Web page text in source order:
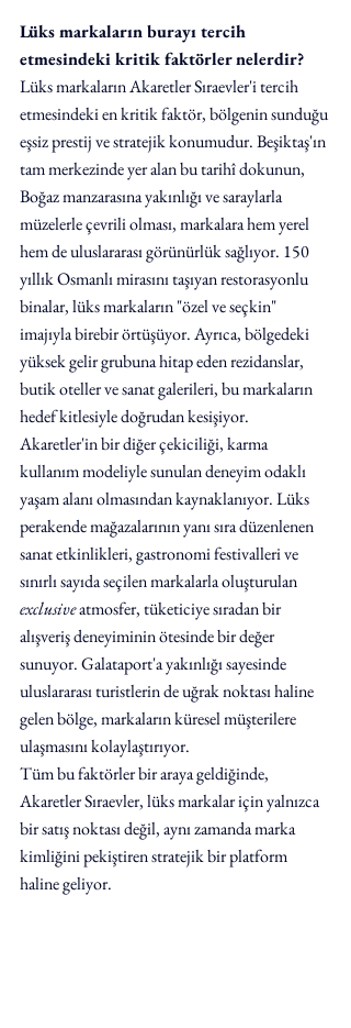
Lüks markaların burayı tercih
etmesindeki kritik faktörler nelerdir?
Lüks markaların Akaretler Sıraevler'i tercih
etmesindeki en kritik faktör, bölgenin sunduğu
eşsiz prestij ve stratejik konumudur. Beşiktaş'ın
tam merkezinde yer alan bu tarihî dokunun,
Boğaz manzarasına yakınlığı ve saraylarla
müzelerle çevrili olması, markalara hem yerel
hem de uluslararası görünürlük sağlıyor. 150
yıllık Osmanlı mirasını taşıyan restorasyonlu
binalar, lüks markaların "özel ve seçkin"
imajıyla birebir örtüşüyor. Ayrıca, bölgedeki
yüksek gelir grubuna hitap eden rezidanslar,
butik oteller ve sanat galerileri, bu markaların
hedef kitlesiyle doğrudan kesişiyor.
Akaretler'in bir diğer çekiciliği, karma
kullanım modeliyle sunulan deneyim odaklı
yaşam alanı olmasından kaynaklanıyor. Lüks
perakende mağazalarının yanı sıra düzenlenen
sanat etkinlikleri, gastronomi festivalleri ve
sınırlı sayıda seçilen markalarla oluşturulan
exclusive atmosfer, tüketiciye sıradan bir
alışveriş deneyiminin ötesinde bir değer
sunuyor. Galataport'a yakınlığı sayesinde
uluslararası turistlerin de uğrak noktası haline
gelen bölge, markaların küresel müşterilere
ulaşmasını kolaylaştırıyor.
Tüm bu faktörler bir araya geldiğinde,
Akaretler Sıraevler, lüks markalar için yalnızca
bir satış noktası değil, aynı zamanda marka
kimliğini pekiştiren stratejik bir platform
haline geliyor.